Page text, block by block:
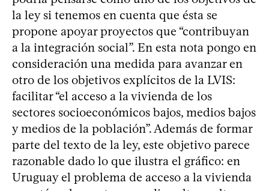
la ley si tenemos en cuenta que ésta se
propone apoyar proyectos que “contribuyan
a la integración social”. En esta nota pongo en
consideración una medida para avanzar en
otro de los objetivos explícitos de la LVIS:
facilitar “el acceso a la vivienda de los
sectores socioeconómicos bajos, medios bajos
y medios de la población”. Además de formar
parte del texto de la ley, este objetivo parece
razonable dado lo que ilustra el gráfico: en
Uruguay el problema de acceso a la vivienda